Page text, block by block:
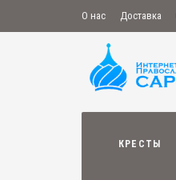
О нас Доставка
КРЕСТЫ